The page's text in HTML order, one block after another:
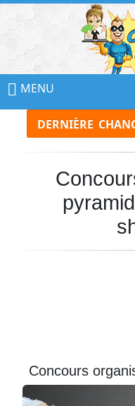
MENU
DERNIÈRE
Concours
📢
Ne
Manquez
Aucun
Concours!
Inscrivez-
Prénom